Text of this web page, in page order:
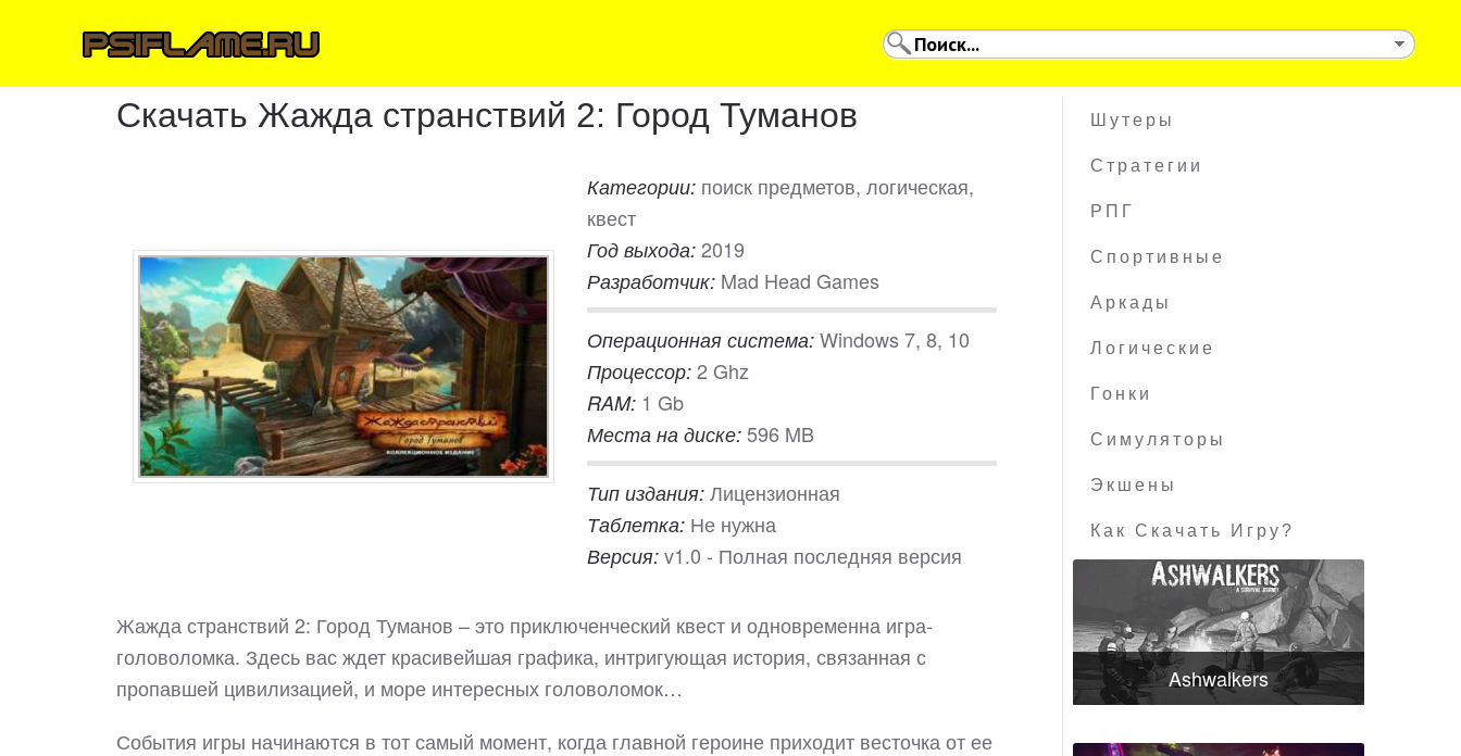
Скачать Жажда странствий 2: Город Туманов
Категории: поиск предметов, логическая,
квест
Год выхода: 2019
Разработчик: Mad Head Games
Операционная система: Windows 7, 8, 10
Процессор: 2 Ghz
RAM: 1 Gb
Места на диске: 596 MB
Тип издания: Лицензионная
Таблетка: Не нужна
Версия: v1.0 - Полная последняя версия
Жажда странствий 2: Город Туманов – это приключенческий квест и одновременна игра-
головоломка. Здесь вас ждет красивейшая графика, интригующая история, связанная с
пропавшей цивилизацией, и море интересных головоломок…
События игры начинаются в тот самый момент, когда главной героине приходит весточка от ее
Шутеры
Стратегии
РПГ
Спортивные
Аркады
Логические
Гонки
Симуляторы
Экшены
Как Скачать Игру?
Ashwalkers